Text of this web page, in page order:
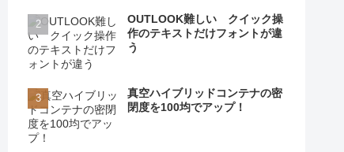
OUTLOOK難しい クイック操
作のテキストだけフォントが違
う
真空ハイブリッドコンテナの密
閉度を100均でアップ！